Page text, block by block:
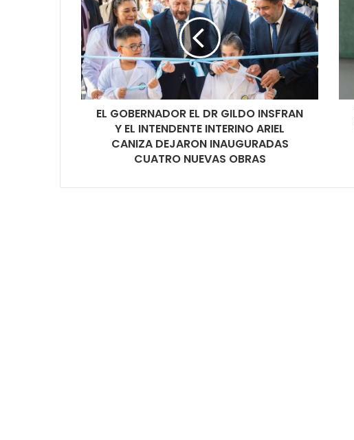
EL GOBERNADOR EL DR GILDO INSFRAN
Y EL INTENDENTE INTERINO ARIEL
CANIZA DEJARON INAUGURADAS
CUATRO NUEVAS OBRAS